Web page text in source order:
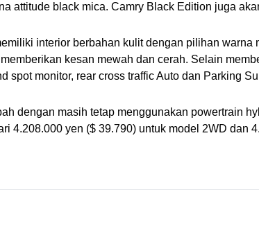
attitude black mica. Camry Black Edition juga
interior berbahan kulit dengan pilihan
kesan mewah dan cerah. Selain
monitor, rear cross traffic Auto dan Parking
dengan masih tetap menggunakan powertrain
4.208.000 yen ($ 39.790) untuk model 2WD dan